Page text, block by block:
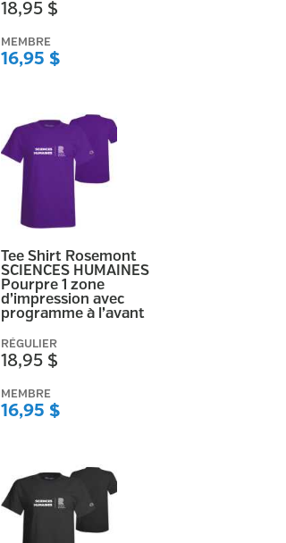
18,95 $
MEMBRE
16,95 $
Tee Shirt Rosemont
SCIENCES HUMAINES
Pourpre 1 zone
d’impression avec
programme à l’avant
RÉGULIER
18,95 $
MEMBRE
16,95 $